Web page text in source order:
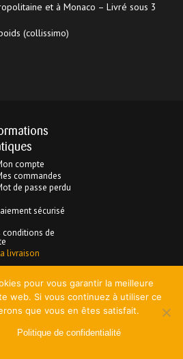
et à Monaco – Livré sous 3
(collissimo)
compte
commandes
de passe perdu
sécurisé
conditions de
livraison
personnelles |Politique de confidentialité
netao® | Tous droits réservés
pour vous garantir la meilleure
web. Si vous continuez à utiliser ce
que vous en êtes satisfait.
Politique de confidentialité